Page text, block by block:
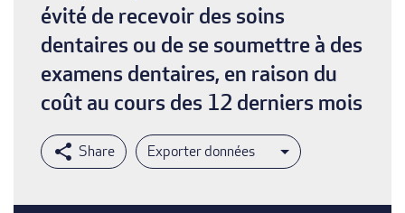
évité de recevoir des soins
dentaires ou de se soumettre à des
examens dentaires, en raison du
coût au cours des 12 derniers mois
Exporter données